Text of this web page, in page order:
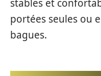
stables et
portées seules ou
bagues.